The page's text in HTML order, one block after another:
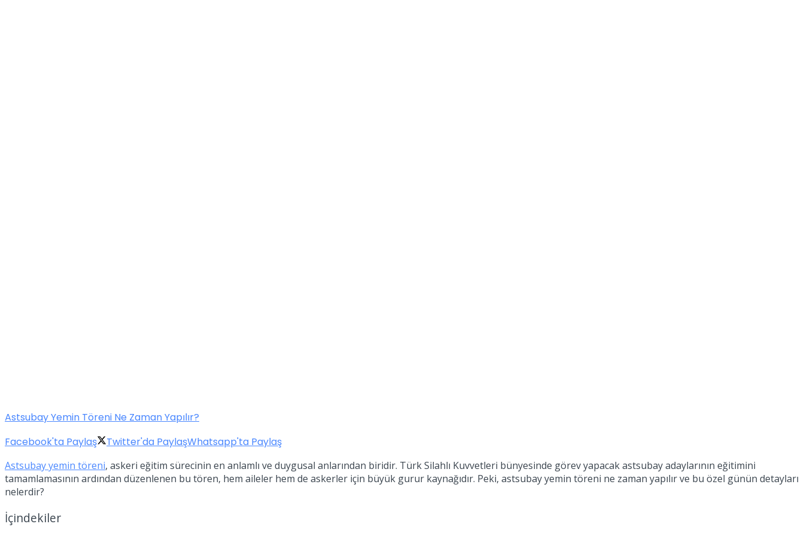
Astsubay Yemin Töreni Ne Zaman Yapılır?
Facebook'ta Paylaş
Twitter'da PaylaşWhatsapp'ta Paylaş
Astsubay yemin töreni, askeri eğitim sürecinin en anlamlı ve duygusal anlarından biridir. Türk Silahlı Kuvvetleri bünyesinde görev yapacak astsubay adaylarının eğitimini
tamamlamasının ardından düzenlenen bu tören, hem aileler hem de askerler için büyük gurur kaynağıdır. Peki, astsubay yemin töreni ne zaman yapılır ve bu özel günün detayları
nelerdir?
İçindekiler